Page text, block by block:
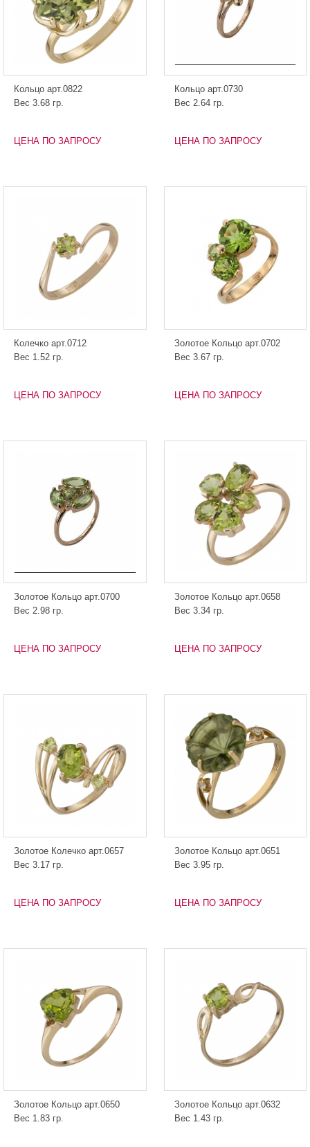
Кольцо арт.0822
Вес 3.68 гр.
ЦЕНА ПО ЗАПРОСУ
Кольцо арт.0730
Вес 2.64 гр.
ЦЕНА ПО ЗАПРОСУ
Колечко арт.0712
Вес 1.52 гр.
ЦЕНА ПО ЗАПРОСУ
Золотое Кольцо арт.0702
Вес 3.67 гр.
ЦЕНА ПО ЗАПРОСУ
Золотое Кольцо арт.0700
Вес 2.98 гр.
ЦЕНА ПО ЗАПРОСУ
Золотое Кольцо арт.0658
Вес 3.34 гр.
ЦЕНА ПО ЗАПРОСУ
Золотое Колечко арт.0657
Вес 3.17 гр.
ЦЕНА ПО ЗАПРОСУ
Золотое Кольцо арт.0651
Вес 3.95 гр.
ЦЕНА ПО ЗАПРОСУ
Золотое Кольцо арт.0650
Вес 1.83 гр.
Золотое Кольцо арт.0632
Вес 1.43 гр.